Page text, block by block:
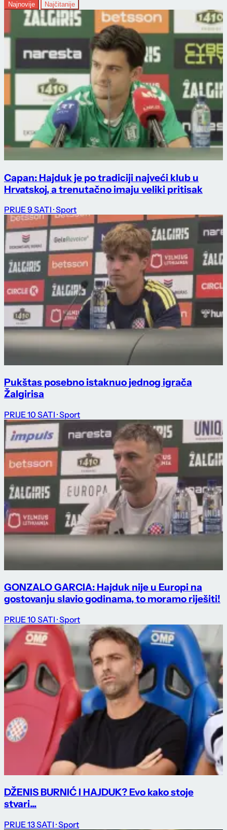
Najnovije Najčitanije
Capan: Hajduk je po tradiciji najveći klub u
Hrvatskoj, a trenutačno imaju veliki pritisak
PRIJE 9 SATI · Sport
Pukštas posebno istaknuo jednog igrača
Žalgirisa
PRIJE 10 SATI · Sport
GONZALO GARCIA: Hajduk nije u Europi na
gostovanju slavio godinama, to moramo riješiti!
PRIJE 10 SATI · Sport
DŽENIS BURNIĆ I HAJDUK? Evo kako stoje
stvari...
PRIJE 13 SATI · Sport